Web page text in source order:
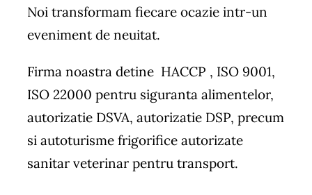
Noi transformam fiecare ocazie intr-un
eveniment de neuitat.
Firma noastra detine HACCP , ISO 9001,
ISO 22000 pentru siguranta alimentelor,
autorizatie DSVA, autorizatie DSP, precum
si autoturisme frigorifice autorizate
sanitar veterinar pentru transport.